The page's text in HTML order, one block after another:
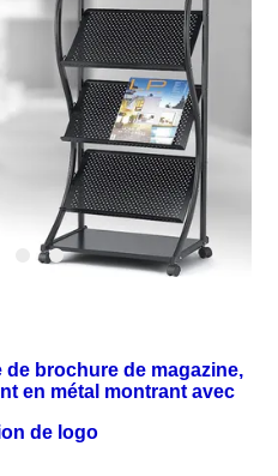
brochure de magazine,
en métal montrant avec
de logo